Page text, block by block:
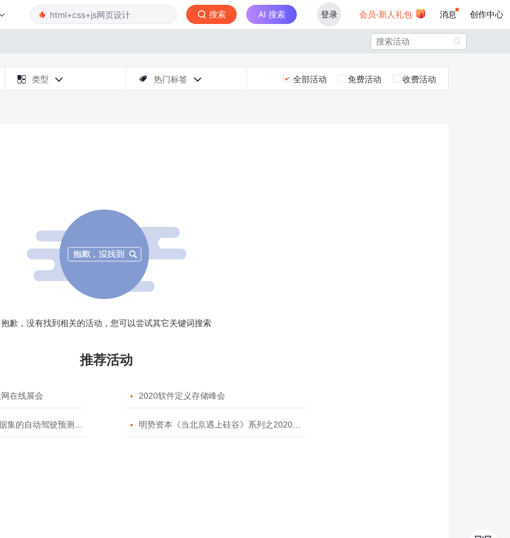
搜索 AI 搜索 登录 会员·新人礼包 消息 创作中心

 类型   热门标签  全部活动 免费活动 收费活动
抱歉，没有找到相关的活动，您可以尝试其它关键词搜索
推荐活动
在线展会  2020软件定义存储峰会
动驾驶预测模型挑战赛  明势资本《当北京遇上硅谷》系列之2020年度开源峰会